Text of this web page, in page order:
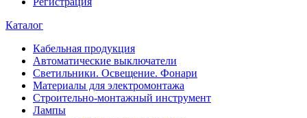
Каталог
Кабельная продукция
Автоматические выключатели
Светильники. Освещение. Фонари
Материалы для электромонтажа
Строительно-монтажный инструмент
Лампы